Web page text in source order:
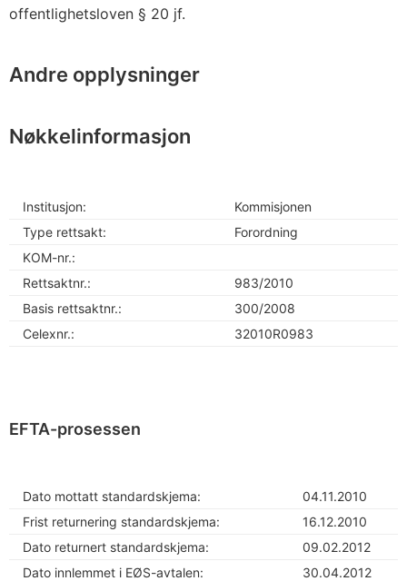
offentlighetsloven § 20 jf.
Andre opplysninger
Nøkkelinformasjon
Institusjon:
Kommisjonen
Type rettsakt:
Forordning
KOM-nr.:
Rettsaktnr.:
983/2010
Basis rettsaktnr.:
300/2008
Celexnr.:
32010R0983
EFTA-prosessen
Dato mottatt standardskjema:
04.11.2010
Frist returnering standardskjema:
16.12.2010
Dato returnert standardskjema:
09.02.2012
Dato innlemmet i EØS-avtalen:
30.04.2012